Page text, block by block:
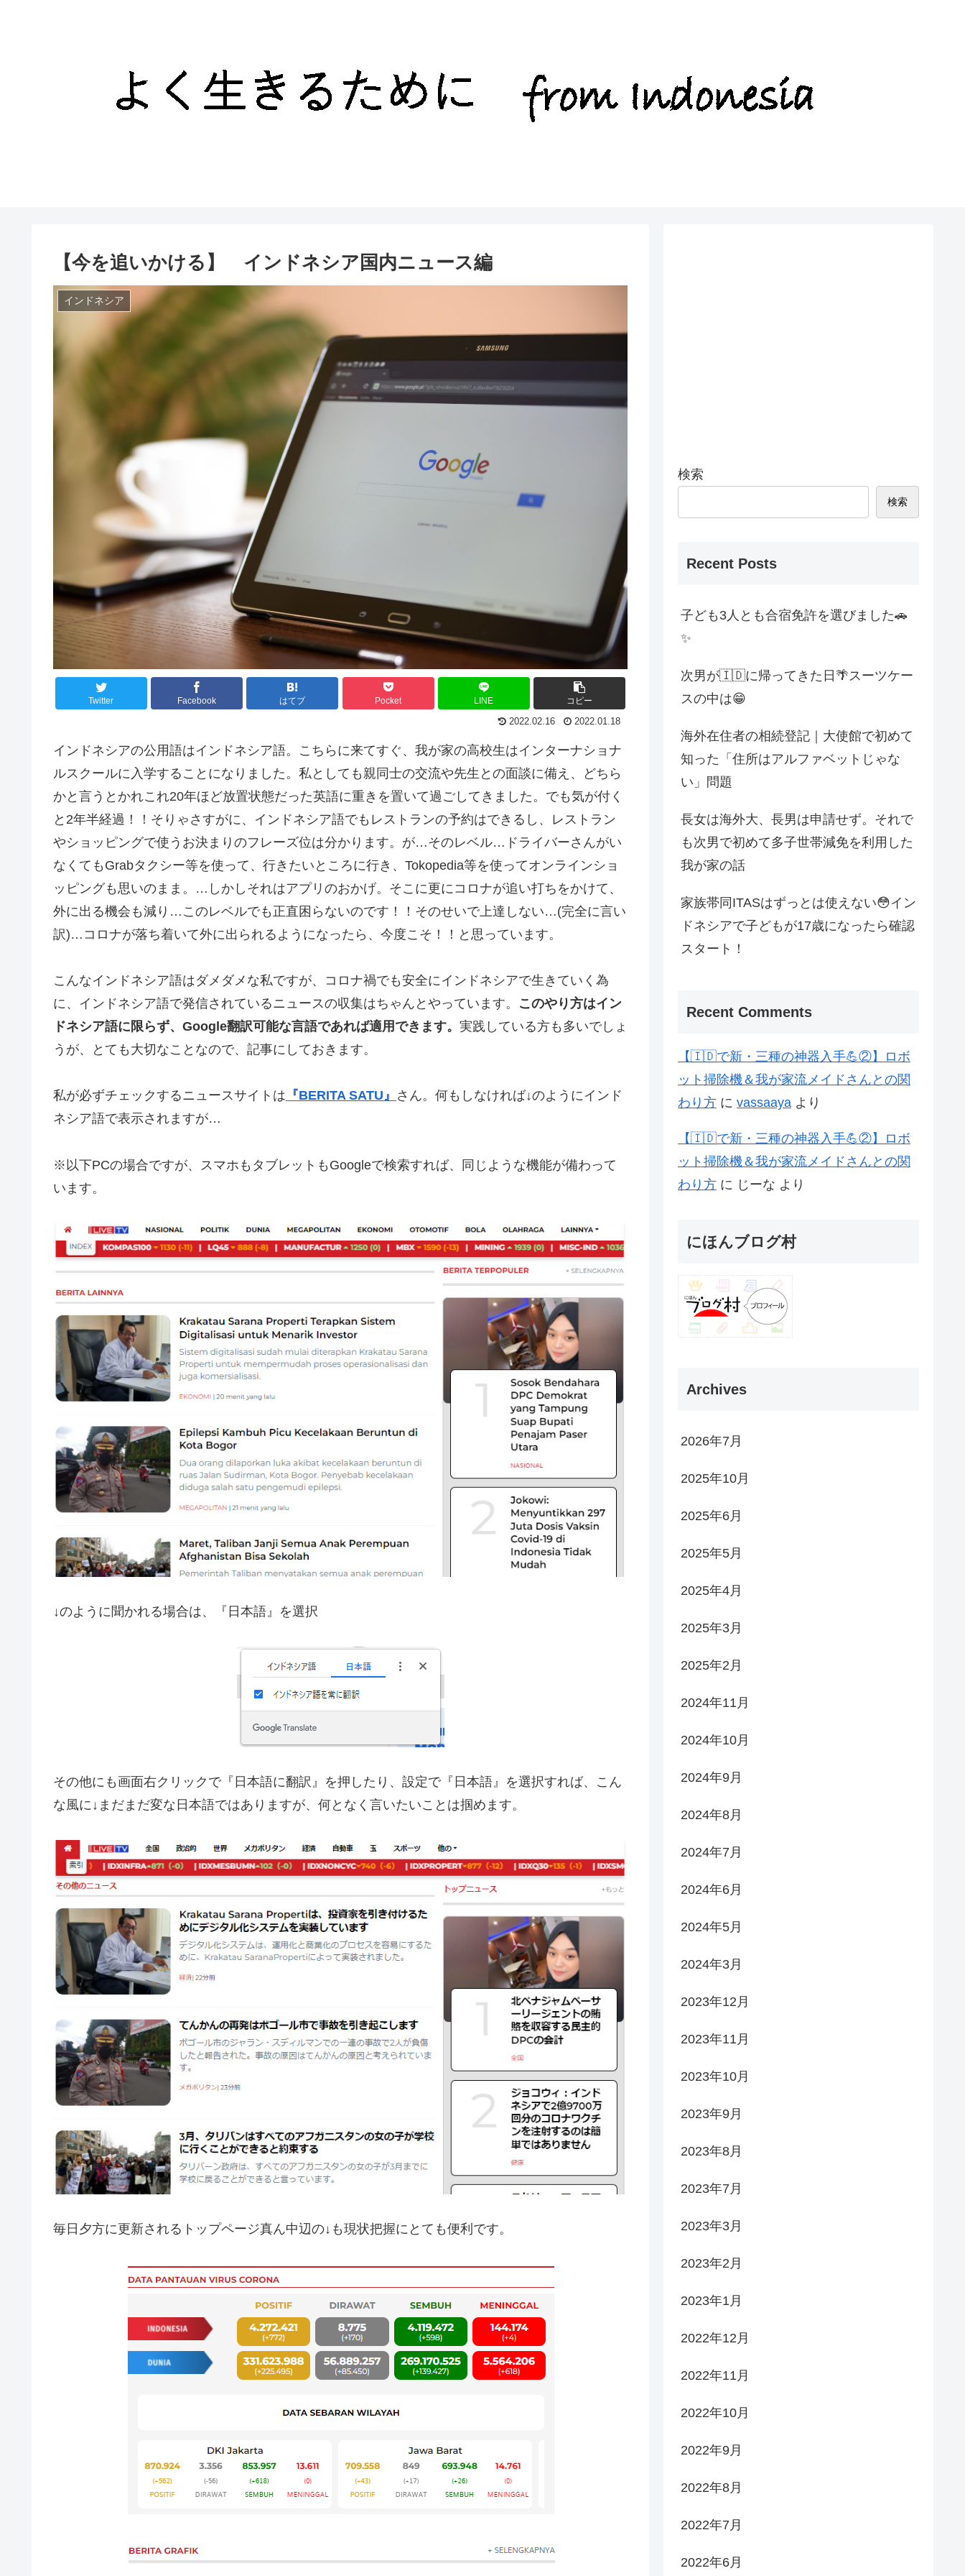
【今を追いかける】 インドネシア国内ニュース編
インドネシア
Twitter Facebook はてブ Pocket LINE コピー
2022.02.16 2022.01.18
インドネシアの公用語はインドネシア語。こちらに来てすぐ、我が家の高校生はインターナショナ
ルスクールに入学することになりました。私としても親同士の交流や先生との面談に備え、どちら
かと言うとかれこれ20年ほど放置状態だった英語に重きを置いて過ごしてきました。でも気が付く
と2年半経過！！そりゃさすがに、インドネシア語でもレストランの予約はできるし、レストラン
やショッピングで使うお決まりのフレーズ位は分かります。が…そのレベル…ドライバーさんがい
なくてもGrabタクシー等を使って、行きたいところに行き、Tokopedia等を使ってオンラインショ
ッピングも思いのまま。…しかしそれはアプリのおかげ。そこに更にコロナが追い打ちをかけて、
外に出る機会も減り…このレベルでも正直困らないのです！！そのせいで上達しない…(完全に言い
訳)…コロナが落ち着いて外に出られるようになったら、今度こそ！！と思っています。
こんなインドネシア語はダメダメな私ですが、コロナ禍でも安全にインドネシアで生きていく為
に、インドネシア語で発信されているニュースの収集はちゃんとやっています。 このやり方はイン
ドネシア語に限らず、Google翻訳可能な言語であれば適用できます。 実践している方も多いでしょ
うが、とても大切なことなので、記事にしておきます。
私が必ずチェックするニュースサイトは 『BERITA SATU』 さん。何もしなければ↓のようにインド
ネシア語で表示されますが…
※以下PCの場合ですが、スマホもタブレットもGoogleで検索すれば、同じような機能が備わって
います。
↓のように聞かれる場合は、『日本語』を選択
その他にも画面右クリックで『日本語に翻訳』を押したり、設定で『日本語』を選択すれば、こん
な風に↓まだまだ変な日本語ではありますが、何となく言いたいことは掴めます。
毎日夕方に更新されるトップページ真ん中辺の↓も現状把握にとても便利です。
検索
検索
Recent Posts
子ども3人とも合宿免許を選びました🚗
✨
次男が🇮🇩に帰ってきた日🌴スーツケー
スの中は😁
海外在住者の相続登記｜大使館で初めて
知った「住所はアルファベットじゃな
い」問題
長女は海外大、長男は申請せず。それで
も次男で初めて多子世帯減免を利用した
我が家の話
家族帯同ITASはずっとは使えない😳イン
ドネシアで子どもが17歳になったら確認
スタート！
Recent Comments
【🇮🇩で新・三種の神器入手💪②】ロボ
ット掃除機＆我が家流メイドさんとの関
わり方 に vassaaya より
【🇮🇩で新・三種の神器入手💪②】ロボ
ット掃除機＆我が家流メイドさんとの関
わり方 に じーな より
にほんブログ村
Archives
2026年7月
2025年10月
2025年6月
2025年5月
2025年4月
2025年3月
2025年2月
2024年11月
2024年10月
2024年9月
2024年8月
2024年7月
2024年6月
2024年5月
2024年3月
2023年12月
2023年11月
2023年10月
2023年9月
2023年8月
2023年7月
2023年3月
2023年2月
2023年1月
2022年12月
2022年11月
2022年10月
2022年9月
2022年8月
2022年7月
2022年6月